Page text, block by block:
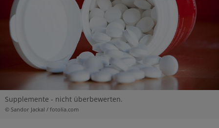
Supplemente - nicht überbewerten.
© Sandor Jackal / fotolia.com